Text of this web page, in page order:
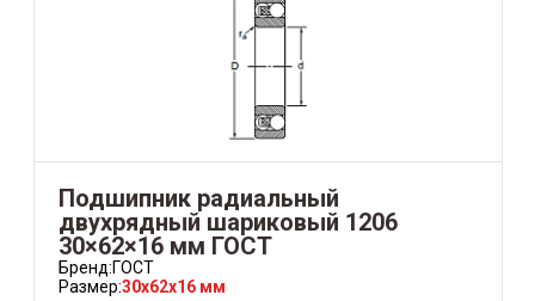
Подшипник радиальный
двухрядный шариковый 1206
30×62×16 мм ГОСТ
Бренд:ГОСТ
Размер:30x62x16 мм